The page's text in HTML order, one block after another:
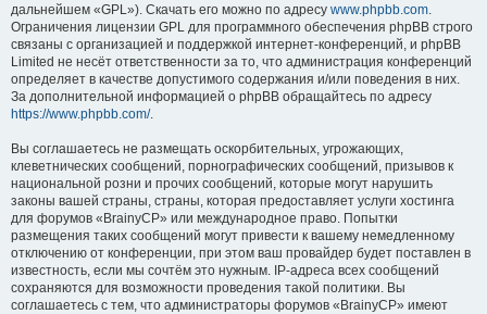
дальнейшем «GPL»). Скачать его можно по адресу www.phpbb.com.
Ограничения лицензии GPL для программного обеспечения phpBB строго
связаны с организацией и поддержкой интернет-конференций, и phpBB
Limited не несёт ответственности за то, что администрация конференций
определяет в качестве допустимого содержания и/или поведения в них.
За дополнительной информацией о phpBB обращайтесь по адресу
https://www.phpbb.com/.
Вы соглашаетесь не размещать оскорбительных, угрожающих,
клеветнических сообщений, порнографических сообщений, призывов к
национальной розни и прочих сообщений, которые могут нарушить
законы вашей страны, страны, которая предоставляет услуги хостинга
для форумов «BrainyCP» или международное право. Попытки
размещения таких сообщений могут привести к вашему немедленному
отключению от конференции, при этом ваш провайдер будет поставлен в
известность, если мы сочтём это нужным. IP-адреса всех сообщений
сохраняются для возможности проведения такой политики. Вы
соглашаетесь с тем, что администраторы форумов «BrainyCP» имеют